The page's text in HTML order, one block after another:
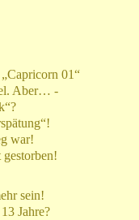
01“
Aber… -
war!
sein!
Jahre?